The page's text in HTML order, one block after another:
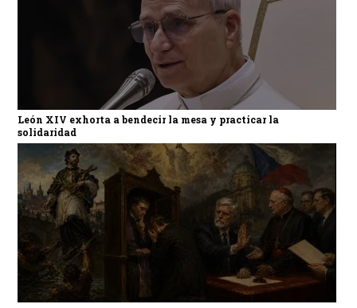
León XIV exhorta a bendecir la mesa y practicar la
solidaridad